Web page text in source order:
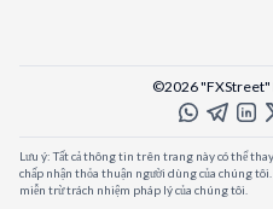
©2026 "FXStreet"
Lưu ý: Tất cả thông tin trên trang này có thể
chấp nhận thỏa thuận người dùng của chúng
miễn trừ trách nhiệm pháp lý của chúng tôi.